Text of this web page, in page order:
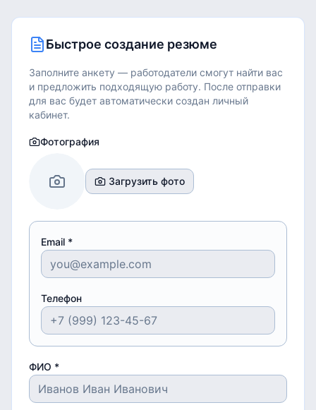
Быстрое создание резюме
Заполните анкету — работодатели смогут найти вас
и предложить подходящую работу. После отправки
для вас будет автоматически создан личный
кабинет.
Фотография
Загрузить фото
Email *
Телефон
ФИО *